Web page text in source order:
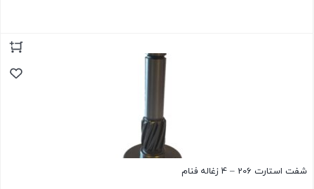
شفت استارت 206 – 4 زغاله فنام